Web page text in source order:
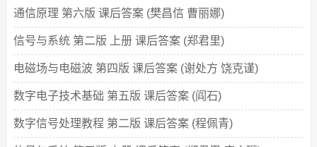
通信原理 第六版 课后答案 (樊昌信 曹丽娜)
信号与系统 第二版 上册 课后答案 (郑君里)
电磁场与电磁波 第四版 课后答案 (谢处方 饶克谨)
数字电子技术基础 第五版 课后答案 (阎石)
数字信号处理教程 第二版 课后答案 (程佩青)